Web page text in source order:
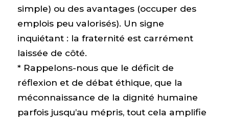
simple) ou des avantages (occuper des
emplois peu valorisés). Un signe
inquiétant : la fraternité est carrément
laissée de côté.
* Rappelons-nous que le déficit de
réflexion et de débat éthique, que la
méconnaissance de la dignité humaine
parfois jusqu’au mépris, tout cela amplifie